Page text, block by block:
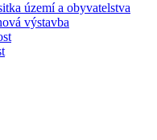
území a obyvatelstva
výstavba